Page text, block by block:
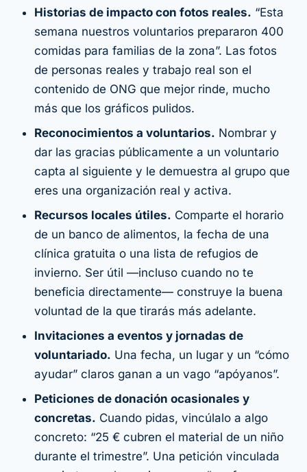
Historias de impacto con fotos reales. “Esta
semana nuestros voluntarios prepararon 400
comidas para familias de la zona”. Las fotos
de personas reales y trabajo real son el
contenido de ONG que mejor rinde, mucho
más que los gráficos pulidos.
Reconocimientos a voluntarios. Nombrar y
dar las gracias públicamente a un voluntario
capta al siguiente y le demuestra al grupo que
eres una organización real y activa.
Recursos locales útiles. Comparte el horario
de un banco de alimentos, la fecha de una
clínica gratuita o una lista de refugios de
invierno. Ser útil —incluso cuando no te
beneficia directamente— construye la buena
voluntad de la que tirarás más adelante.
Invitaciones a eventos y jornadas de
voluntariado. Una fecha, un lugar y un “cómo
ayudar” claros ganan a un vago “apóyanos”.
Peticiones de donación ocasionales y
concretas. Cuando pidas, vincúlalo a algo
concreto: “25 € cubren el material de un niño
durante el trimestre”. Una petición vinculada